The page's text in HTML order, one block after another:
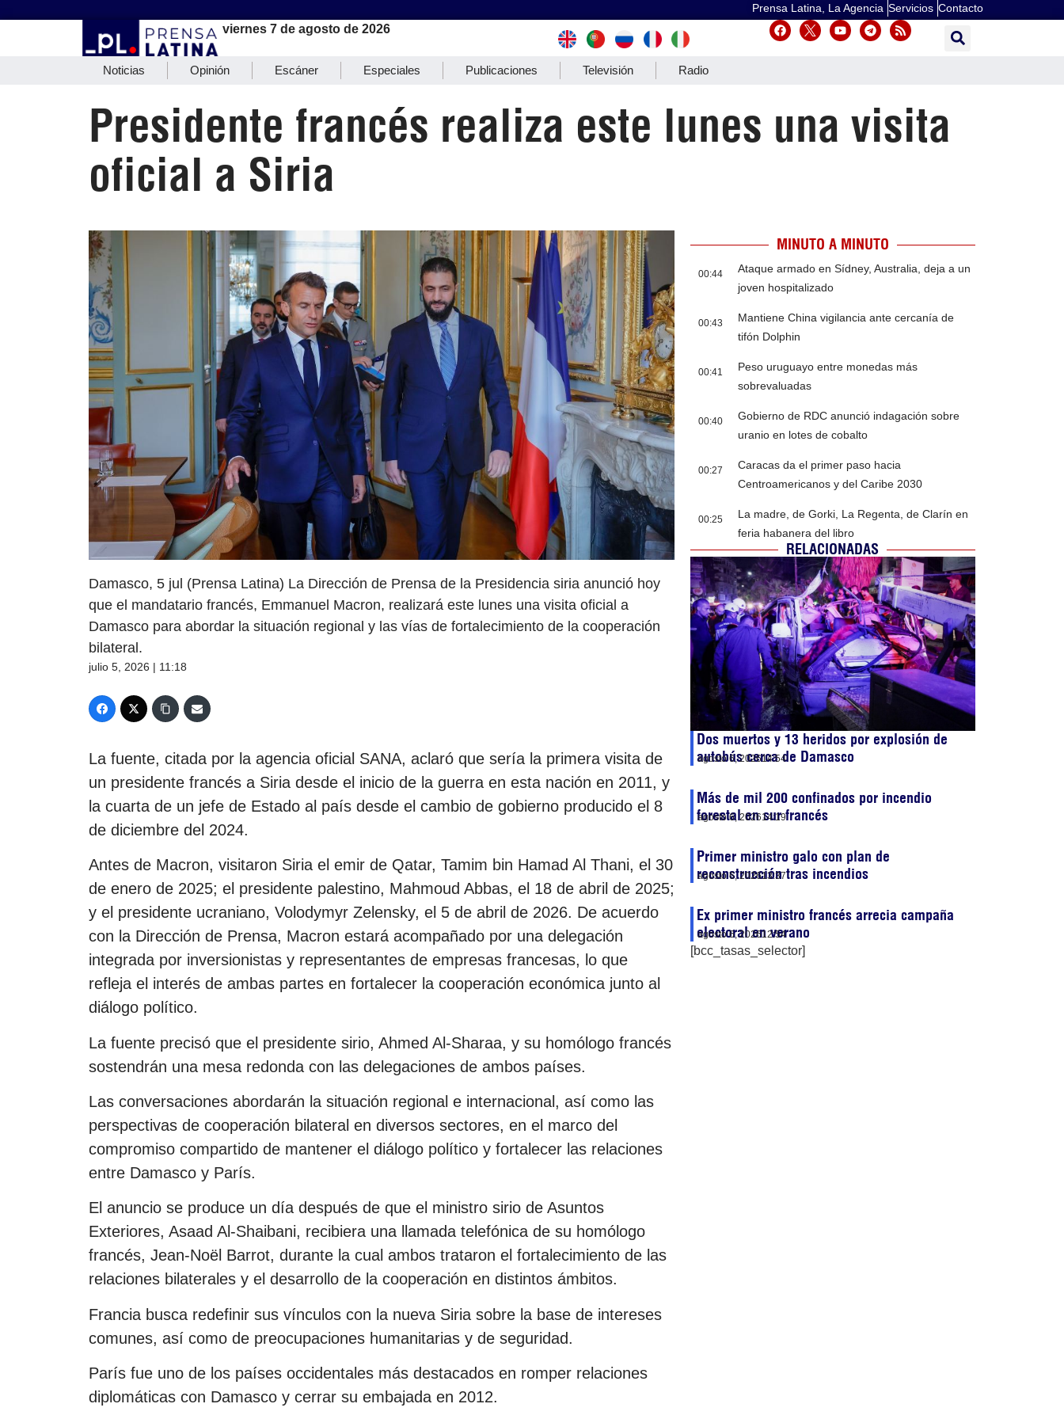
Prensa Latina, La Agencia Servicios Contacto
viernes 7 de agosto de 2026
Noticias Opinión Escáner Especiales Publicaciones Televisión Radio
Presidente francés realiza este lunes una visita
oficial a Siria
Damasco, 5 jul (Prensa Latina) La Dirección de Prensa de la Presidencia siria anunció hoy
que el mandatario francés, Emmanuel Macron, realizará este lunes una visita oficial a
Damasco para abordar la situación regional y las vías de fortalecimiento de la cooperación
bilateral.
julio 5, 2026 | 11:18
La fuente, citada por la agencia oficial SANA, aclaró que sería la primera visita de
un presidente francés a Siria desde el inicio de la guerra en esta nación en 2011, y
la cuarta de un jefe de Estado al país desde el cambio de gobierno producido el 8
de diciembre del 2024.
Antes de Macron, visitaron Siria el emir de Qatar, Tamim bin Hamad Al Thani, el 30
de enero de 2025; el presidente palestino, Mahmoud Abbas, el 18 de abril de 2025;
y el presidente ucraniano, Volodymyr Zelensky, el 5 de abril de 2026. De acuerdo
con la Dirección de Prensa, Macron estará acompañado por una delegación
integrada por inversionistas y representantes de empresas francesas, lo que
refleja el interés de ambas partes en fortalecer la cooperación económica junto al
diálogo político.
La fuente precisó que el presidente sirio, Ahmed Al-Sharaa, y su homólogo francés
sostendrán una mesa redonda con las delegaciones de ambos países.
Las conversaciones abordarán la situación regional e internacional, así como las
perspectivas de cooperación bilateral en diversos sectores, en el marco del
compromiso compartido de mantener el diálogo político y fortalecer las relaciones
entre Damasco y París.
El anuncio se produce un día después de que el ministro sirio de Asuntos
Exteriores, Asaad Al-Shaibani, recibiera una llamada telefónica de su homólogo
francés, Jean-Noël Barrot, durante la cual ambos trataron el fortalecimiento de las
relaciones bilaterales y el desarrollo de la cooperación en distintos ámbitos.
Francia busca redefinir sus vínculos con la nueva Siria sobre la base de intereses
comunes, así como de preocupaciones humanitarias y de seguridad.
París fue uno de los países occidentales más destacados en romper relaciones
diplomáticas con Damasco y cerrar su embajada en 2012.
MINUTO A MINUTO
00:44
Ataque armado en Sídney, Australia, deja a un
joven hospitalizado
00:43
Mantiene China vigilancia ante cercanía de
tifón Dolphin
00:41
Peso uruguayo entre monedas más
sobrevaluadas
00:40
Gobierno de RDC anunció indagación sobre
uranio en lotes de cobalto
00:27
Caracas da el primer paso hacia
Centroamericanos y del Caribe 2030
00:25
La madre, de Gorki, La Regenta, de Clarín en
feria habanera del libro
RELACIONADAS
Dos muertos y 13 heridos por explosión de
autobús cerca de Damasco
agosto 6, 202614:54
Más de mil 200 confinados por incendio
forestal en sur francés
agosto 6, 202614:19
Primer ministro galo con plan de
reconstrucción tras incendios
agosto 6, 202613:37
Ex primer ministro francés arrecia campaña
electoral en verano
agosto 6, 202612:54
[bcc_tasas_selector]